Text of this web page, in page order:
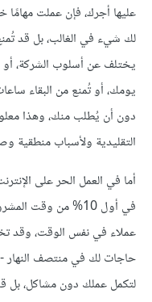
عليها أجرك، فإن عملت
لك شيء في الغالب، بل قد
يختلف عن أسلوب الشركة، أو
يومك، أو تُمنع من البقاء
دون أن يُطلب منك، وهذا
التقليدية ولأسباب
أما في العمل الحر على
في أول 10% من وقت
عملاء في نفس الوقت، وقد
حاجات لك في منتصف النهار
لتكمل عملك دون مشاكل، بل